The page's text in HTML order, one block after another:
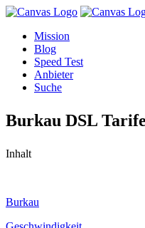
Mission
Blog
Speed Test
Anbieter
Suche
Burkau DSL
Inhalt
Burkau